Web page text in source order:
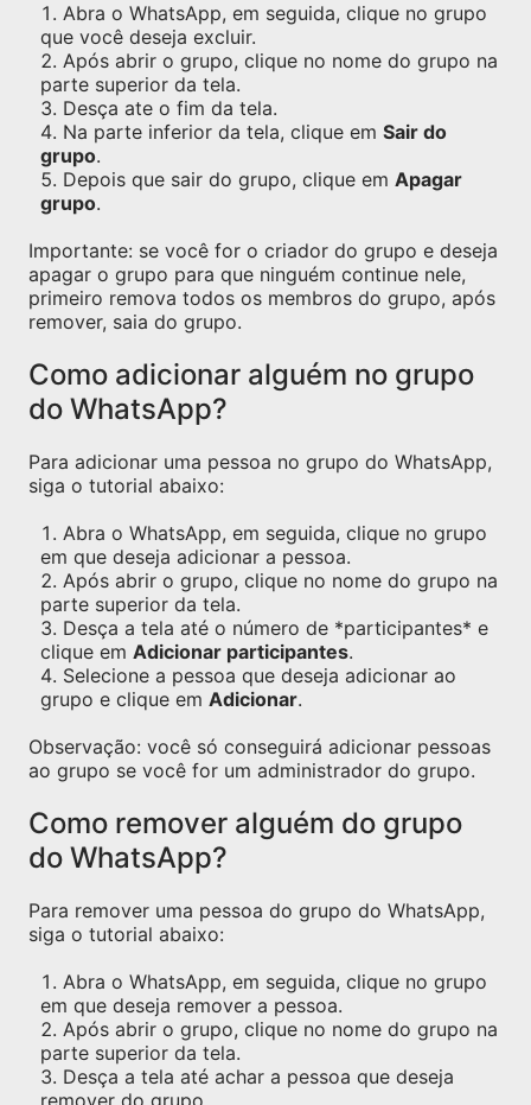
Abra o WhatsApp, em seguida, clique no grupo
que você deseja excluir.
Após abrir o grupo, clique no nome do grupo na
parte superior da tela.
Desça ate o fim da tela.
Na parte inferior da tela, clique em Sair do
grupo.
Depois que sair do grupo, clique em Apagar
grupo.
Importante: se você for o criador do grupo e deseja
apagar o grupo para que ninguém continue nele,
primeiro remova todos os membros do grupo, após
remover, saia do grupo.
Como adicionar alguém no grupo
do WhatsApp?
Para adicionar uma pessoa no grupo do WhatsApp,
siga o tutorial abaixo:
Abra o WhatsApp, em seguida, clique no grupo
em que deseja adicionar a pessoa.
Após abrir o grupo, clique no nome do grupo na
parte superior da tela.
Desça a tela até o número de *participantes* e
clique em Adicionar participantes.
Selecione a pessoa que deseja adicionar ao
grupo e clique em Adicionar.
Observação: você só conseguirá adicionar pessoas
ao grupo se você for um administrador do grupo.
Como remover alguém do grupo
do WhatsApp?
Para remover uma pessoa do grupo do WhatsApp,
siga o tutorial abaixo:
Abra o WhatsApp, em seguida, clique no grupo
em que deseja remover a pessoa.
Após abrir o grupo, clique no nome do grupo na
parte superior da tela.
Desça a tela até achar a pessoa que deseja
remover do grupo.